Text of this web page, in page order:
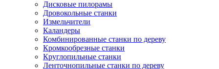
Дисковые пилорамы
Дровокольные станки
Измельчители
Каландеры
Комбинированные станки по дереву
Кромкообрезные станки
Круглопильные станки
Ленточнопильные станки по дереву